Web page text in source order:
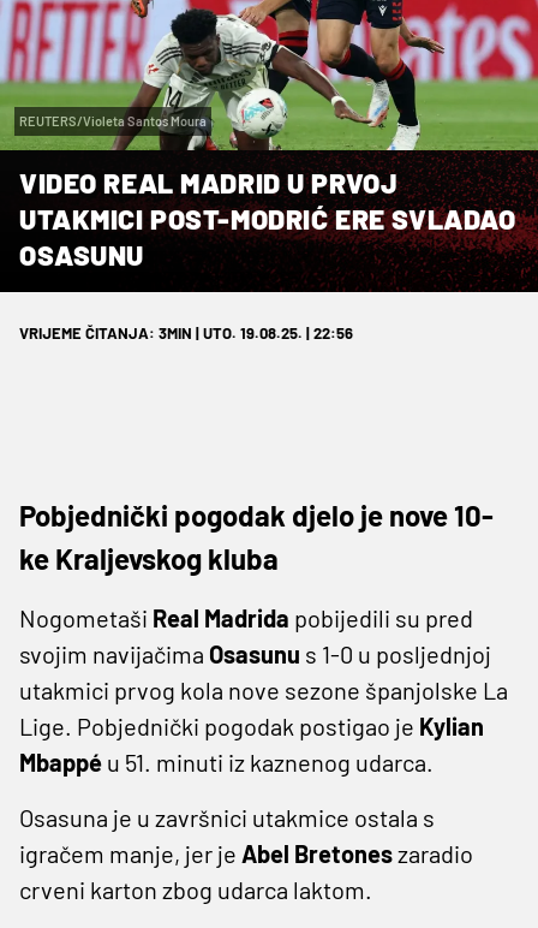
REUTERS/Violeta Santos Moura
VIDEO REAL MADRID U PRVOJ
UTAKMICI POST-MODRIĆ ERE SVLADAO
OSASUNU
VRIJEME ČITANJA: 3MIN | UTO. 19.08.25. | 22:56
Pobjednički pogodak djelo je nove 10-
ke Kraljevskog kluba
Nogometaši Real Madrida pobijedili su pred
svojim navijačima Osasunu s 1-0 u posljednjoj
utakmici prvog kola nove sezone španjolske La
Lige. Pobjednički pogodak postigao je Kylian
Mbappé u 51. minuti iz kaznenog udarca.
Osasuna je u završnici utakmice ostala s
igračem manje, jer je Abel Bretoneszaradio
crveni karton zbog udarca laktom.